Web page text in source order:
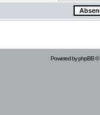
Powered byphpBB©